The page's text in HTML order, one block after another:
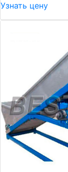
Узнать цену